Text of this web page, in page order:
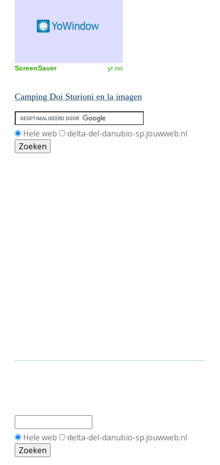
ScreenSaver yr.no
Camping Doi Sturioni en la imagen
Hele web delta-del-danubio-sp.jouwweb.nl
Hele web delta-del-danubio-sp.jouwweb.nl